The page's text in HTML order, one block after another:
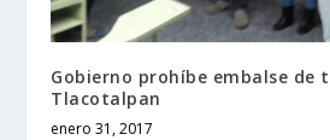
Gobierno prohíbe embalse de
Tlacotalpan
enero 31, 2017